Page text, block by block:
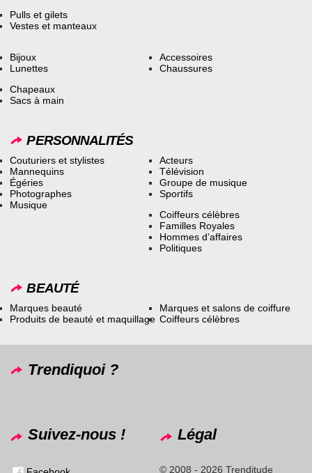
Pulls et gilets
Vestes et manteaux
Bijoux
Lunettes
Accessoires
Chaussures
Chapeaux
Sacs à main
PERSONNALITÉS
Couturiers et stylistes
Mannequins
Égéries
Photographes
Musique
Acteurs
Télévision
Groupe de musique
Sportifs
Coiffeurs célèbres
Familles Royales
Hommes d’affaires
Politiques
BEAUTÉ
Marques beauté
Produits de beauté et maquillage
Marques et salons de coiffure
Coiffeurs célèbres
Trendiquoi ?
Suivez-nous ! Légal
© 2008 - 2026 Trenditude